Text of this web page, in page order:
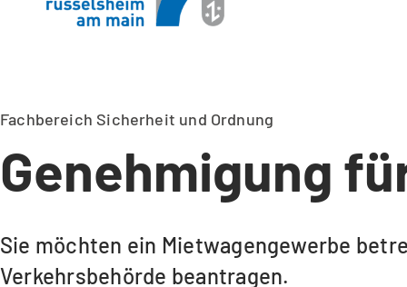
Fachbereich Sicherheit und Ordnung
Genehmigung
Sie möchten ein Mietwagengewerbe
Verkehrsbehörde beantragen.